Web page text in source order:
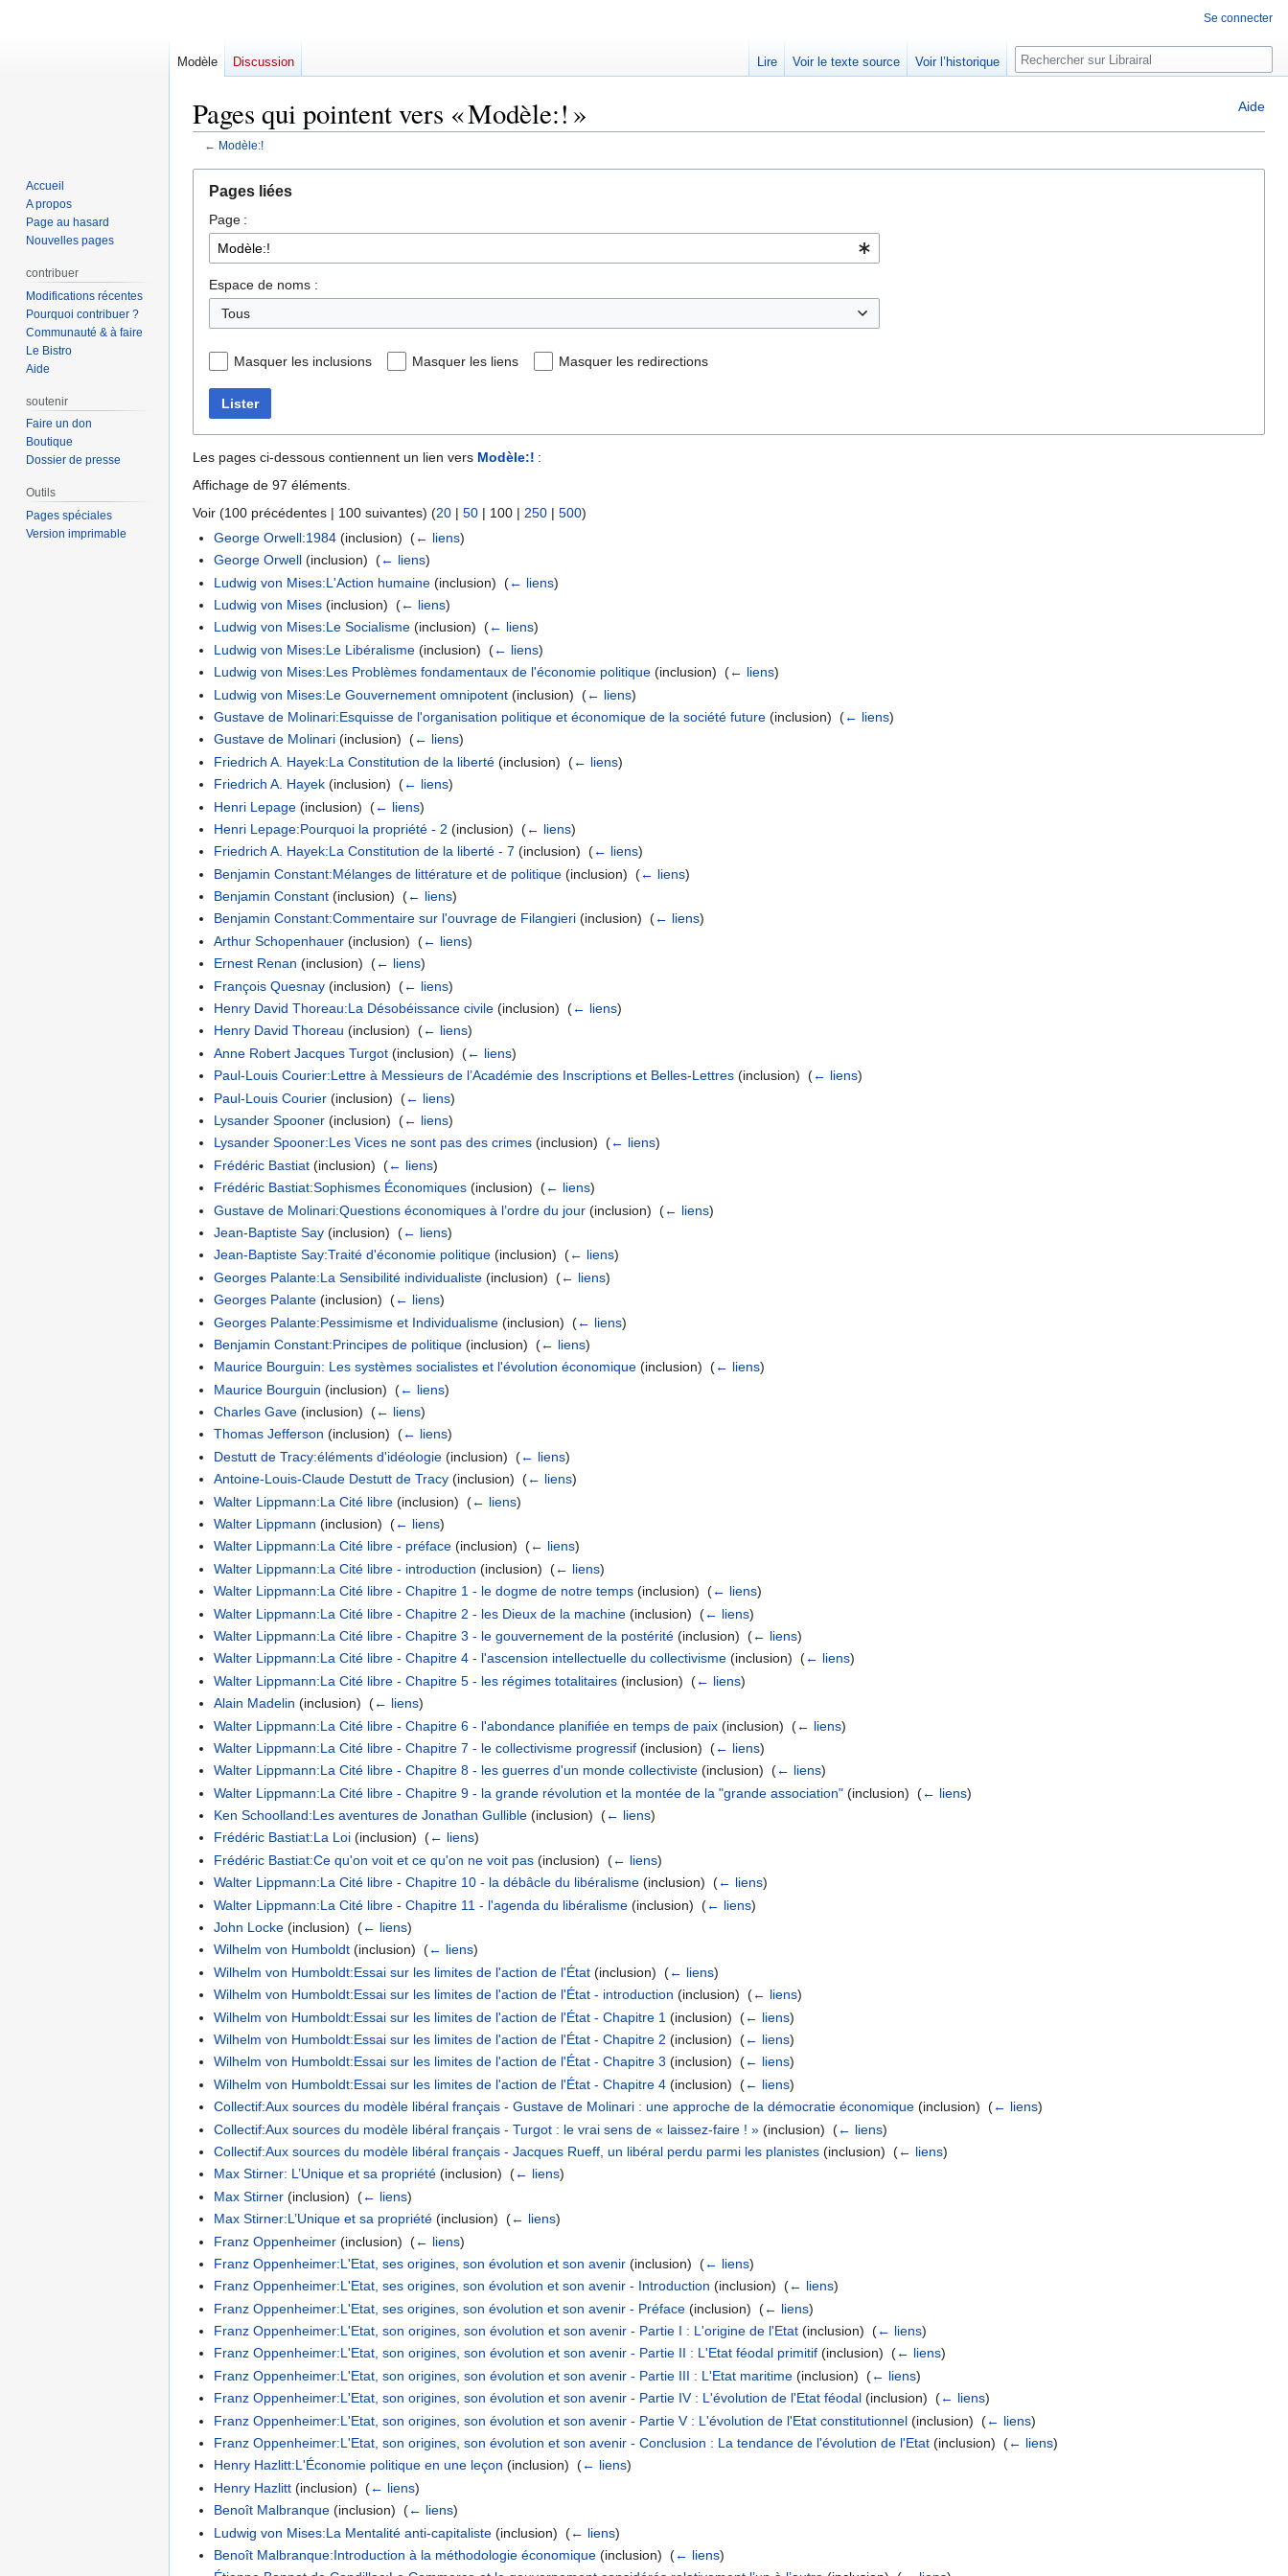
Aide
Pages qui pointent vers « Modèle:! »
← Modèle:!
navigation
recherche
Pages liées
Page :
Espace de noms :
Tous
Masquer les inclusions Masquer les liens Masquer les redirections
Lister
Les pages ci-dessous contiennent un lien vers Modèle:! :
Affichage de 97 éléments.
Voir (100 précédentes | 100 suivantes) (20 | 50 | 100 | 250 | 500)
George Orwell:1984 (inclusion) ‎(← liens)
George Orwell (inclusion) ‎(← liens)
Ludwig von Mises:L'Action humaine (inclusion) ‎(← liens)
Ludwig von Mises (inclusion) ‎(← liens)
Ludwig von Mises:Le Socialisme (inclusion) ‎(← liens)
Ludwig von Mises:Le Libéralisme (inclusion) ‎(← liens)
Ludwig von Mises:Les Problèmes fondamentaux de l'économie politique (inclusion) ‎(← liens)
Ludwig von Mises:Le Gouvernement omnipotent (inclusion) ‎(← liens)
Gustave de Molinari:Esquisse de l'organisation politique et économique de la société future (inclusion) ‎(← liens)
Gustave de Molinari (inclusion) ‎(← liens)
Friedrich A. Hayek:La Constitution de la liberté (inclusion) ‎(← liens)
Friedrich A. Hayek (inclusion) ‎(← liens)
Henri Lepage (inclusion) ‎(← liens)
Henri Lepage:Pourquoi la propriété - 2 (inclusion) ‎(← liens)
Friedrich A. Hayek:La Constitution de la liberté - 7 (inclusion) ‎(← liens)
Benjamin Constant:Mélanges de littérature et de politique (inclusion) ‎(← liens)
Benjamin Constant (inclusion) ‎(← liens)
Benjamin Constant:Commentaire sur l'ouvrage de Filangieri (inclusion) ‎(← liens)
Arthur Schopenhauer (inclusion) ‎(← liens)
Ernest Renan (inclusion) ‎(← liens)
François Quesnay (inclusion) ‎(← liens)
Henry David Thoreau:La Désobéissance civile (inclusion) ‎(← liens)
Henry David Thoreau (inclusion) ‎(← liens)
Anne Robert Jacques Turgot (inclusion) ‎(← liens)
Paul-Louis Courier:Lettre à Messieurs de l’Académie des Inscriptions et Belles-Lettres (inclusion) ‎(← liens)
Paul-Louis Courier (inclusion) ‎(← liens)
Lysander Spooner (inclusion) ‎(← liens)
Lysander Spooner:Les Vices ne sont pas des crimes (inclusion) ‎(← liens)
Frédéric Bastiat (inclusion) ‎(← liens)
Frédéric Bastiat:Sophismes Économiques (inclusion) ‎(← liens)
Gustave de Molinari:Questions économiques à l’ordre du jour (inclusion) ‎(← liens)
Jean-Baptiste Say (inclusion) ‎(← liens)
Jean-Baptiste Say:Traité d'économie politique (inclusion) ‎(← liens)
Georges Palante:La Sensibilité individualiste (inclusion) ‎(← liens)
Georges Palante (inclusion) ‎(← liens)
Georges Palante:Pessimisme et Individualisme (inclusion) ‎(← liens)
Benjamin Constant:Principes de politique (inclusion) ‎(← liens)
Maurice Bourguin: Les systèmes socialistes et l'évolution économique (inclusion) ‎(← liens)
Maurice Bourguin (inclusion) ‎(← liens)
Charles Gave (inclusion) ‎(← liens)
Thomas Jefferson (inclusion) ‎(← liens)
Destutt de Tracy:éléments d'idéologie (inclusion) ‎(← liens)
Antoine-Louis-Claude Destutt de Tracy (inclusion) ‎(← liens)
Walter Lippmann:La Cité libre (inclusion) ‎(← liens)
Walter Lippmann (inclusion) ‎(← liens)
Walter Lippmann:La Cité libre - préface (inclusion) ‎(← liens)
Walter Lippmann:La Cité libre - introduction (inclusion) ‎(← liens)
Walter Lippmann:La Cité libre - Chapitre 1 - le dogme de notre temps (inclusion) ‎(← liens)
Walter Lippmann:La Cité libre - Chapitre 2 - les Dieux de la machine (inclusion) ‎(← liens)
Walter Lippmann:La Cité libre - Chapitre 3 - le gouvernement de la postérité (inclusion) ‎(← liens)
Walter Lippmann:La Cité libre - Chapitre 4 - l'ascension intellectuelle du collectivisme (inclusion) ‎(← liens)
Walter Lippmann:La Cité libre - Chapitre 5 - les régimes totalitaires (inclusion) ‎(← liens)
Alain Madelin (inclusion) ‎(← liens)
Walter Lippmann:La Cité libre - Chapitre 6 - l'abondance planifiée en temps de paix (inclusion) ‎(← liens)
Walter Lippmann:La Cité libre - Chapitre 7 - le collectivisme progressif (inclusion) ‎(← liens)
Walter Lippmann:La Cité libre - Chapitre 8 - les guerres d'un monde collectiviste (inclusion) ‎(← liens)
Walter Lippmann:La Cité libre - Chapitre 9 - la grande révolution et la montée de la "grande association" (inclusion) ‎(← liens)
Ken Schoolland:Les aventures de Jonathan Gullible (inclusion) ‎(← liens)
Frédéric Bastiat:La Loi (inclusion) ‎(← liens)
Frédéric Bastiat:Ce qu'on voit et ce qu'on ne voit pas (inclusion) ‎(← liens)
Walter Lippmann:La Cité libre - Chapitre 10 - la débâcle du libéralisme (inclusion) ‎(← liens)
Walter Lippmann:La Cité libre - Chapitre 11 - l'agenda du libéralisme (inclusion) ‎(← liens)
John Locke (inclusion) ‎(← liens)
Wilhelm von Humboldt (inclusion) ‎(← liens)
Wilhelm von Humboldt:Essai sur les limites de l'action de l'État (inclusion) ‎(← liens)
Wilhelm von Humboldt:Essai sur les limites de l'action de l'État - introduction (inclusion) ‎(← liens)
Wilhelm von Humboldt:Essai sur les limites de l'action de l'État - Chapitre 1 (inclusion) ‎(← liens)
Wilhelm von Humboldt:Essai sur les limites de l'action de l'État - Chapitre 2 (inclusion) ‎(← liens)
Wilhelm von Humboldt:Essai sur les limites de l'action de l'État - Chapitre 3 (inclusion) ‎(← liens)
Wilhelm von Humboldt:Essai sur les limites de l'action de l'État - Chapitre 4 (inclusion) ‎(← liens)
Collectif:Aux sources du modèle libéral français - Gustave de Molinari : une approche de la démocratie économique (inclusion) ‎(← liens)
Collectif:Aux sources du modèle libéral français - Turgot : le vrai sens de « laissez-faire ! » (inclusion) ‎(← liens)
Collectif:Aux sources du modèle libéral français - Jacques Rueff, un libéral perdu parmi les planistes (inclusion) ‎(← liens)
Max Stirner: L’Unique et sa propriété (inclusion) ‎(← liens)
Max Stirner (inclusion) ‎(← liens)
Max Stirner:L’Unique et sa propriété (inclusion) ‎(← liens)
Franz Oppenheimer (inclusion) ‎(← liens)
Franz Oppenheimer:L'Etat, ses origines, son évolution et son avenir (inclusion) ‎(← liens)
Franz Oppenheimer:L'Etat, ses origines, son évolution et son avenir - Introduction (inclusion) ‎(← liens)
Franz Oppenheimer:L'Etat, ses origines, son évolution et son avenir - Préface (inclusion) ‎(← liens)
Franz Oppenheimer:L'Etat, son origines, son évolution et son avenir - Partie I : L'origine de l'Etat (inclusion) ‎(← liens)
Franz Oppenheimer:L'Etat, son origines, son évolution et son avenir - Partie II : L'Etat féodal primitif (inclusion) ‎(← liens)
Franz Oppenheimer:L'Etat, son origines, son évolution et son avenir - Partie III : L'Etat maritime (inclusion) ‎(← liens)
Franz Oppenheimer:L'Etat, son origines, son évolution et son avenir - Partie IV : L'évolution de l'Etat féodal (inclusion) ‎(← liens)
Franz Oppenheimer:L'Etat, son origines, son évolution et son avenir - Partie V : L'évolution de l'Etat constitutionnel (inclusion) ‎(← liens)
Franz Oppenheimer:L'Etat, son origines, son évolution et son avenir - Conclusion : La tendance de l'évolution de l'Etat (inclusion) ‎(← liens)
Henry Hazlitt:L'Économie politique en une leçon (inclusion) ‎(← liens)
Henry Hazlitt (inclusion) ‎(← liens)
Benoît Malbranque (inclusion) ‎(← liens)
Ludwig von Mises:La Mentalité anti-capitaliste (inclusion) ‎(← liens)
Benoît Malbranque:Introduction à la méthodologie économique (inclusion) ‎(← liens)
Se connecter
Modèle Discussion Lire Voir le texte source Voir l’historique Rechercher
Accueil
A propos
Page au hasard
Nouvelles pages
contribuer
Modifications récentes
Pourquoi contribuer ?
Communauté & à faire
Le Bistro
Aide
soutenir
Faire un don
Boutique
Dossier de presse
Outils
Pages spéciales
Version imprimable